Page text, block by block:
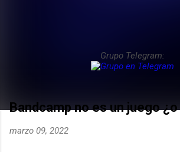
Grupo Telegram:
Bandcamp no es un juego
marzo 09, 2022